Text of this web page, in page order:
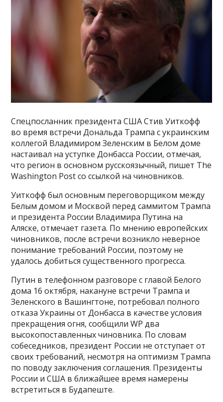
Спецпосланник президента США Стив Уиткофф
во время встречи Дональда Трампа с украинским
коллегой Владимиром Зеленским в Белом доме
настаивал на уступке Донбасса России, отмечая,
что регион в основном русскоязычный, пишет The
Washington Post со ссылкой на чиновников.
Уиткофф был основным переговорщиком между
Белым домом и Москвой перед саммитом Трампа
и президента России Владимира Путина на
Аляске, отмечает газета. По мнению европейских
чиновников, после встречи возникло неверное
понимание требований России, поэтому не
удалось добиться существенного прогресса.
Путин в телефонном разговоре с главой Белого
дома 16 октября, накануне встречи Трампа и
Зеленского в Вашингтоне, потребовал полного
отказа Украины от Донбасса в качестве условия
прекращения огня, сообщили WP два
высокопоставленных чиновника. По словам
собеседников, президент России не отступает от
своих требований, несмотря на оптимизм Трампа
по поводу заключения соглашения. Президенты
России и США в ближайшее время намерены
встретиться в Будапеште.